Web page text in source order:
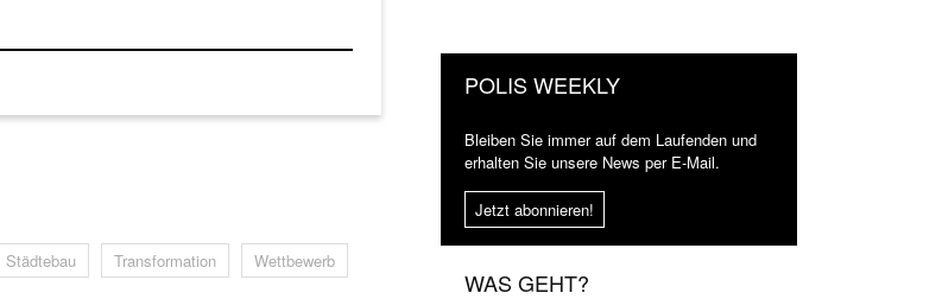
Städtebau Transformation Wettbewerb
POLIS WEEKLY
Bleiben Sie immer auf dem Laufenden und
erhalten Sie unsere News per E-Mail.
Jetzt abonnieren!
WAS GEHT?